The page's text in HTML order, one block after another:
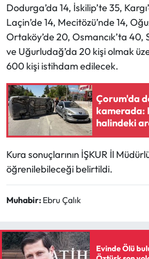
Dodurga’da 14, İskilip’te 35,
Laçin’de 14, Mecitözü’nde 14,
Ortaköy’de 20, Osmancık’ta 40,
ve Uğurludağ’da 20 kişi olmak
600 kişi istihdam edilecek.
Çorum'da
kamerada:
halindeki
bir anda
Kura sonuçlarının İŞKUR İl
öğrenilebileceği belirtildi.
Muhabir: Ebru Çalık
Evinde Ölü
Osmancık Haberleri
Otomotiv
Resmi İlan
Resmi Reklam
Sağlık
Siyaset
Spor
Sungurlu Haberleri
Uğurludağ Haberleri